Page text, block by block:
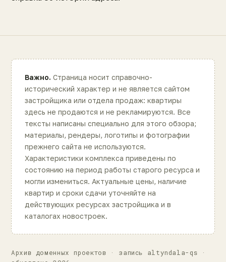
Важно. Страница носит справочно-
исторический характер и не является сайтом
застройщика или отдела продаж: квартиры
здесь не продаются и не рекламируются. Все
тексты написаны специально для этого обзора;
материалы, рендеры, логотипы и фотографии
прежнего сайта не используются.
Характеристики комплекса приведены по
состоянию на период работы старого ресурса и
могли измениться. Актуальные цены, наличие
квартир и сроки сдачи уточняйте на
действующих ресурсах застройщика и в
каталогах новостроек.
Архив доменных проектов · запись altyndala-qs ·